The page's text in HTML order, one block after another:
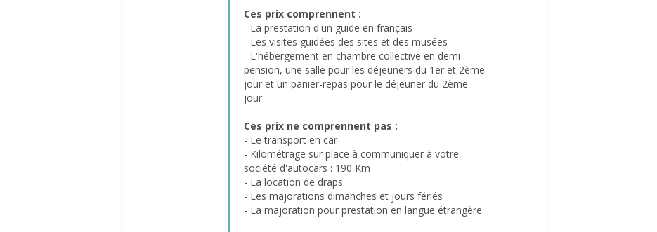
Ces prix comprennent :
- La prestation d'un guide en français
- Les visites guidées des sites et des musées
- L'hébergement en chambre collective en demi-
pension, une salle pour les déjeuners du 1er et 2ème
jour et un panier-repas pour le déjeuner du 2ème
jour
Ces prix ne comprennent pas :
- Le transport en car
- Kilométrage sur place à communiquer à votre
société d'autocars : 190 Km
- La location de draps
- Les majorations dimanches et jours fériés
- La majoration pour prestation en langue étrangère